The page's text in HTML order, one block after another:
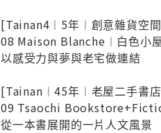
[Tainan4︱5年︱創意雜貨空
08 Maison Blanche︱白色小
以感受力與夢與老宅做連結
[Tainan︱45年︱老屋二手書
09 Tsaochi
從一本書展開的一片人文風景